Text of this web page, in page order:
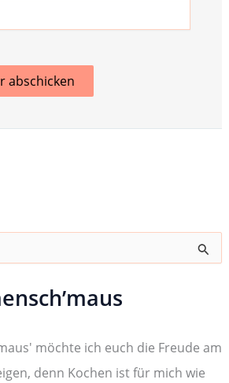
möchte ich euch die Freude am
denn Kochen ist für mich wie